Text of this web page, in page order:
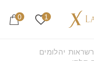
1
0
יהלומים